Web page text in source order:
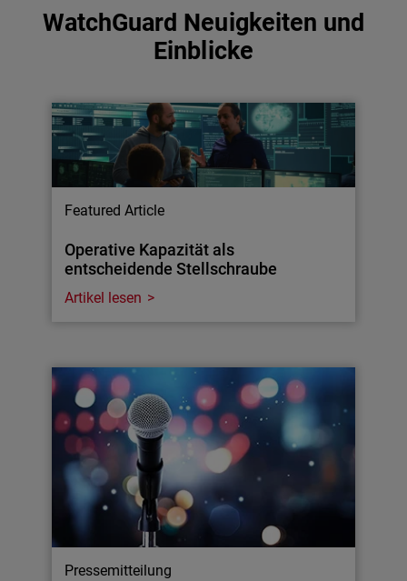
WatchGuard Neuigkeiten und
Einblicke
Featured Article
Operative Kapazität als
entscheidende Stellschraube
Artikel lesen
Pressemitteilung